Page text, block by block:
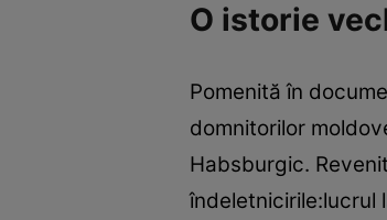
O istorie
Pomenită în
domnitorilor
Habsburgic.
îndeletnicirile:lucrul